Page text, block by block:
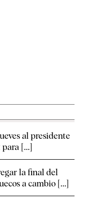
al presidente
[...]
la final del
a cambio [...]